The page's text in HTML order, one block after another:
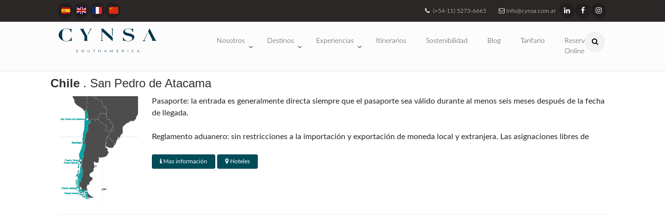
(+54-11) 5273-6665 info@cynsa.com.ar
Nosotros Destinos Experiencias Itinerarios Sostenibilidad Blog Tarifario
Reservas
Online
Chile . San Pedro de Atacama
Pasaporte: la entrada es generalmente directa siempre que el pasaporte sea válido durante al menos seis meses después de la fecha
de llegada.
Reglamento aduanero: sin restricciones a la importación y exportación de moneda local y extranjera. Las asignaciones libres de
inspecciones aduaneras internas; hay fuertes multas para frutas, lácteos, especias, nueces, carne y productos orgánicos. Las
Mas información Hoteles